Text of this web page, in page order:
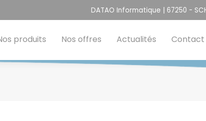
DATAO Informatique | 67250 -
produits Nos offres Actualités Contact